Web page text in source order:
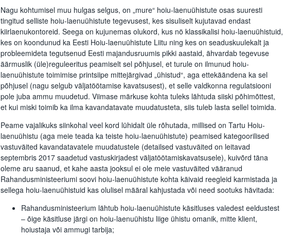
Nagu kohtumisel muu hulgas selgus, on „mure“ hoiu-laenuühistute osas suuresti
tingitud selliste hoiu-laenuühistute tegevusest, kes sisuliselt kujutavad endast
kiirlaenukontoreid. Seega on kujunemas olukord, kus nö klassikalisi hoiu-laenuühistuid,
kes on koondunud ka Eesti Hoiu-laenuühistute Liitu ning kes on seaduskuulekalt ja
probleemideta tegutsenud Eesti majandusruumis pikki aastaid, ähvardab tegevuse
äärmuslik (üle)reguleeritus peamiselt sel põhjusel, et turule on ilmunud hoiu-
laenuühistute toimimise printsiipe mittejärgivad „ühistud“, aga ettekäändena ka sel
põhjusel (nagu selgub väljatöötamise kavatsusest), et selle valdkonna regulatsiooni
pole juba ammu muudetud. Viimase märkuse kohta tuleks lähtuda siiski põhimõttest,
et kui miski toimib ka ilma kavandatavate muudatusteta, siis tuleb lasta sellel toimida.
Peame vajalikuks siinkohal veel kord lühidalt üle rõhutada, millised on Tartu Hoiu-
laenuühistu (aga meie teada ka teiste hoiu-laenuühistute) peamised kategoorilised
vastuväited kavandatavatele muudatustele (detailsed vastuväited on leitavad
septembris 2017 saadetud vastuskirjadest väljatöötamiskavatsusele), kuivõrd täna
oleme aru saanud, et kahe aasta jooksul ei ole meie vastuväited vääranud
Rahandusministeeriumi soovi hoiu-laenuühistute kohta käivaid reegleid karmistada ja
sellega hoiu-laenuühistuid kas olulisel määral kahjustada või need sootuks hävitada:
Rahandusministeerium lähtub hoiu-laenuühistute käsitluses valedest eeldustest
– õige käsitluse järgi on hoiu-laenuühistu liige ühistu omanik, mitte klient,
hoiustaja või ammugi tarbija;